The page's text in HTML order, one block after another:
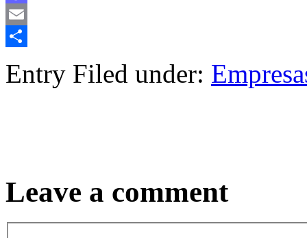
Mastodon
Email
Entry Filed under:
Leave a comment